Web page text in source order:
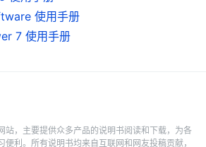
使用手册
7 使用手册
站，主要提供众多产品的说明书阅读和下载，为各
利。所有说明书均来自互联网和网友投稿贡献，